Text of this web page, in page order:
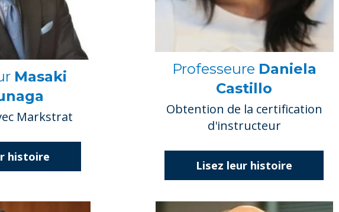
Masaki
Markstrat
histoire
Professeure Daniela
Castillo
Obtention de la certification
d'instructeur
Lisez leur histoire